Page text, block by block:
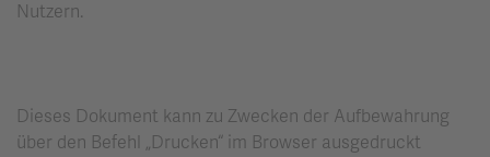
Nutzern.
Dieses Dokument kann zu Zwecken der Aufbewahrung
über den Befehl „Drucken“ im Browser ausgedruckt